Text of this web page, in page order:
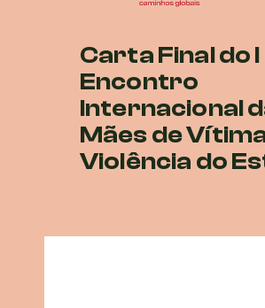
Carta Final do I
Encontro
Internacional
Mães de
Violência do